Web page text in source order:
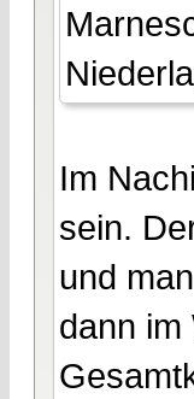
Im
sein.
und
dann im